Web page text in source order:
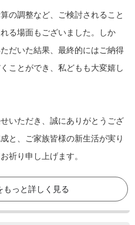
の調整など、ご検討されること
る場面もございました。しか
だいた結果、最終的にはご納得
ことができ、私どもも大変嬉し
いただき、誠にありがとうござ
と、ご家族皆様の新生活が実り
祈り申し上げます。
もっと詳しく見る